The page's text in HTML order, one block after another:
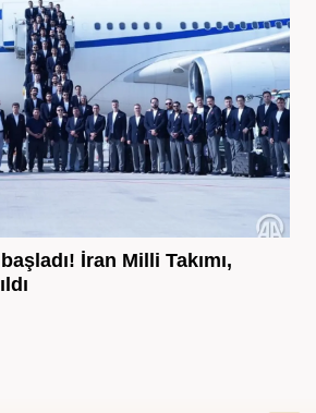
İran Milli Takımı,